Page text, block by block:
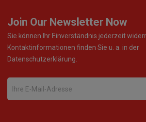
Join Our Newsletter Now
Sie können Ihr Einverständnis jederzeit
Kontaktinformationen finden Sie u. a. in der
Datenschutzerklärung.